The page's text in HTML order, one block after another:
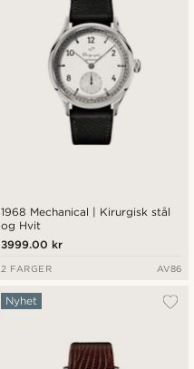
1968 Mechanical | Kirurgisk stål
og Hvit
3999.00 kr
2 FARGER AV86
Nyhet